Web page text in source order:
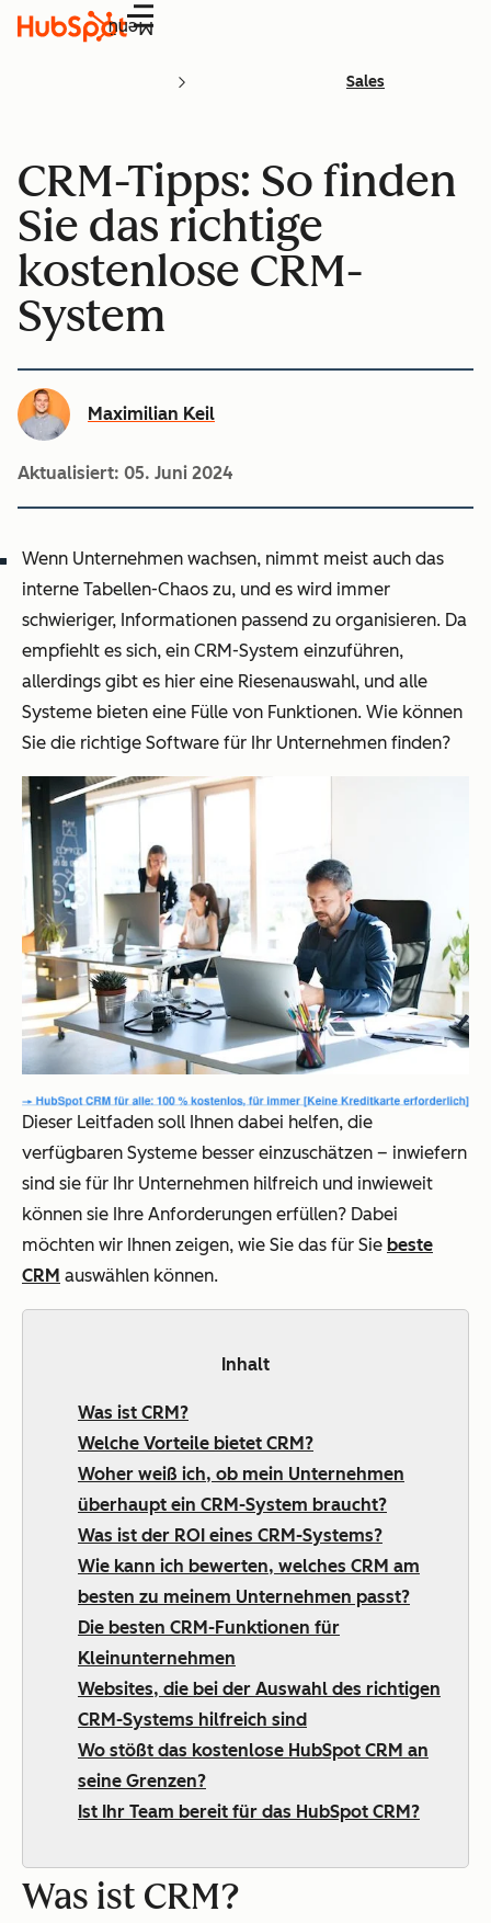
Menü
Sales
CRM-Tipps: So finden
Sie das richtige
kostenlose CRM-
System
Maximilian Keil
Aktualisiert: 05. Juni 2024
Wenn Unternehmen wachsen, nimmt meist auch das
interne Tabellen-Chaos zu, und es wird immer
schwieriger, Informationen passend zu organisieren. Da
empfiehlt es sich, ein CRM-System einzuführen,
allerdings gibt es hier eine Riesenauswahl, und alle
Systeme bieten eine Fülle von Funktionen. Wie können
Sie die richtige Software für Ihr Unternehmen finden?
Dieser Leitfaden soll Ihnen dabei helfen, die
verfügbaren Systeme besser einzuschätzen – inwiefern
sind sie für Ihr Unternehmen hilfreich und inwieweit
können sie Ihre Anforderungen erfüllen? Dabei
möchten wir Ihnen zeigen, wie Sie das für Sie beste
CRM auswählen können.
Inhalt
Was ist CRM?
Welche Vorteile bietet CRM?
Woher weiß ich, ob mein Unternehmen
überhaupt ein CRM-System braucht?
Was ist der ROI eines CRM-Systems?
Wie kann ich bewerten, welches CRM am
besten zu meinem Unternehmen passt?
Die besten CRM-Funktionen für
Kleinunternehmen
Websites, die bei der Auswahl des richtigen
CRM-Systems hilfreich sind
Wo stößt das kostenlose HubSpot CRM an
seine Grenzen?
Ist Ihr Team bereit für das HubSpot CRM?
Was ist CRM?